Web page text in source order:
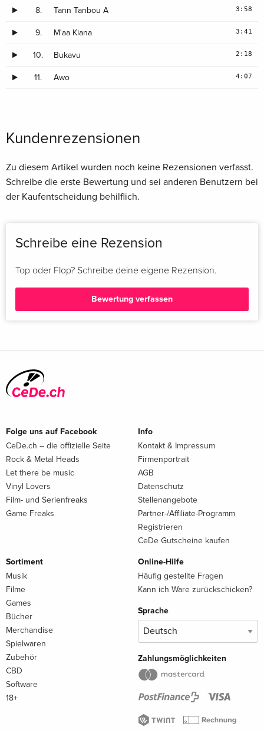
8. Tann Tanbou A 3:58
9. M'aa Kiana 3:41
10. Bukavu 2:18
11. Awo 4:07
Kundenrezensionen
Zu diesem Artikel wurden noch keine Rezensionen verfasst.
Schreibe die erste Bewertung und sei anderen Benutzern bei
der Kaufentscheidung behilflich.
Schreibe eine Rezension
Top oder Flop? Schreibe deine eigene Rezension.
Bewertung verfassen
Folge uns auf Facebook
CeDe.ch – die offizielle Seite
Rock & Metal Heads
Let there be music
Vinyl Lovers
Film- und Serienfreaks
Game Freaks
Info
Kontakt & Impressum
Firmenportrait
AGB
Datenschutz
Stellenangebote
Partner-/Affiliate-Programm
Registrieren
CeDe Gutscheine kaufen
Sortiment
Musik
Filme
Games
Bücher
Merchandise
Spielwaren
Zubehör
CBD
Software
18+
Online-Hilfe
Häufig gestellte Fragen
Kann ich Ware zurückschicken?
Sprache
Zahlungsmöglichkeiten